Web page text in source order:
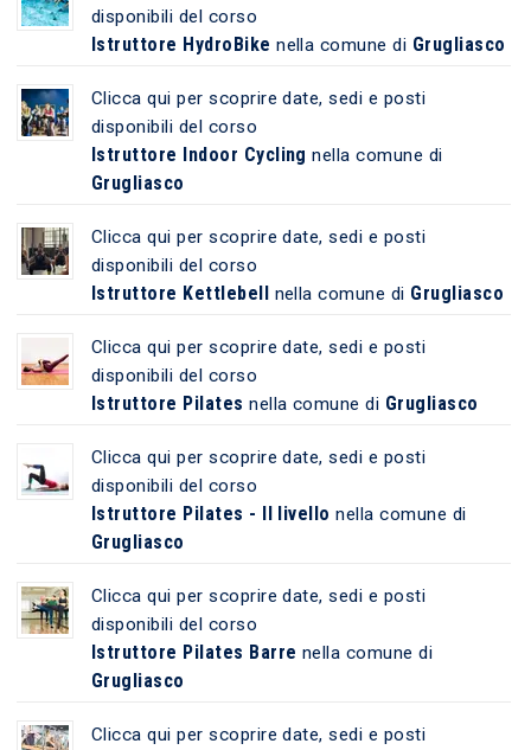
disponibili del corso
Istruttore HydroBike nella comune di Grugliasco
Clicca qui per scoprire date, sedi e posti
disponibili del corso
Istruttore Indoor Cycling nella comune di
Grugliasco
Clicca qui per scoprire date, sedi e posti
disponibili del corso
Istruttore Kettlebell nella comune di Grugliasco
Clicca qui per scoprire date, sedi e posti
disponibili del corso
Istruttore Pilates nella comune di Grugliasco
Clicca qui per scoprire date, sedi e posti
disponibili del corso
Istruttore Pilates - II livello nella comune di
Grugliasco
Clicca qui per scoprire date, sedi e posti
disponibili del corso
Istruttore Pilates Barre nella comune di
Grugliasco
Clicca qui per scoprire date, sedi e posti